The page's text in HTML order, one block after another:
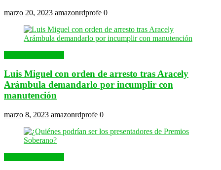
marzo 20, 2023 amazonrdprofe 0
Luis Miguel con orden de arresto tras Aracely
Arámbula demandarlo por incumplir con
manutención
marzo 8, 2023 amazonrdprofe 0